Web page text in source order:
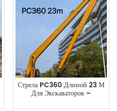
Стрела PC360 Длиной 23 М
Для Экскаваторов –